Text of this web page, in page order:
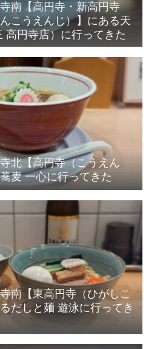
南【高円寺・新高円寺
こうえんじ）】にある天
高円寺店）に行ってきた
北【高円寺（こうえん
麦 一心に行ってきた
南【東高円寺（ひがしこ
だしと麺 遊泳に行ってき